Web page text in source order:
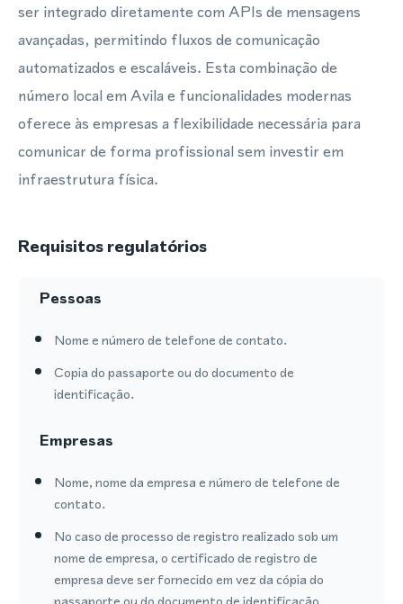
ser integrado diretamente com APIs de mensagens
avançadas, permitindo fluxos de comunicação
automatizados e escaláveis. Esta combinação de
número local em Avila e funcionalidades modernas
oferece às empresas a flexibilidade necessária para
comunicar de forma profissional sem investir em
infraestrutura física.
Requisitos regulatórios
Pessoas
Nome e número de telefone de contato.
Copia do passaporte ou do documento de
identificação.
Empresas
Nome, nome da empresa e número de telefone de
contato.
No caso de processo de registro realizado sob um
nome de empresa, o certificado de registro de
empresa deve ser fornecido em vez da cópia do